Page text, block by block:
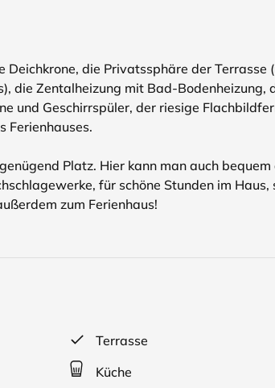
Deichkrone, die Privatssphäre der
die Zentalheizung mit Bad-Bodenheizung,
und Geschirrspüler, der riesige
Ferienhauses.
Platz. Hier kann man auch
für schöne Stunden im
zum Ferienhaus!
Terrasse
Küche